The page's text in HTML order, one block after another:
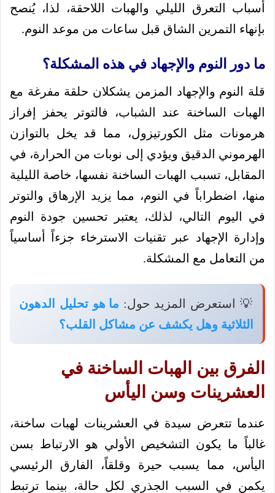
أسباب التعرق الليلي والهبات اللاحقة، لذا، يُنصح
بإنهاء التمرين الشاق قبل ساعات من موعد النوم.
ما دور النوم والإجهاد في هذه المشكلة؟
قلة النوم والإجهاد المزمن يشكلان حلقة مفرغة مع
الهبات الساخنة عند الشباب، فالتوتر يحفز إفراز
هرمونات مثل الكورتيزول، مما قد يخل بالتوازن
الهرموني الدقيق ويؤدي إلى نوبات من الحرارة، في
المقابل، تسبب الهبات الساخنة نفسها، خاصة الليلية
منها، اضطراباً في النوم، مما يزيد الإرهاق والتوتر
في اليوم التالي، لذلك، يعتبر تحسين جودة النوم
وإدارة الإجهاد عبر تقنيات الاسترخاء جزءاً أساسياً
من التعامل مع المشكلة.
💡 استعرض المزيد حول: ما هو تحليل الدهون
الثلاثية وهل يكشف عن مشاكل القلب؟
الفرق بين الهبات الساخنة في
العشرينات وسن اليأس
عندما تتعرض سيدة في العشرينات لهبات ساخنة،
غالباً ما يكون التشخيص الأولي هو الارتباط بسن
اليأس، مما يسبب حيرة وقلقاً، الفارق الرئيسي
يكمن في السبب الجذري لكل حالة، بينما ترتبط